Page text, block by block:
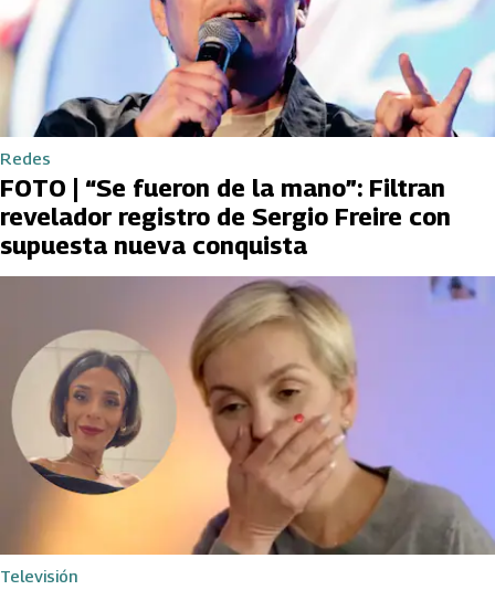
Redes
FOTO | “Se fueron de la mano”: Filtran
revelador registro de Sergio Freire con
supuesta nueva conquista
Televisión